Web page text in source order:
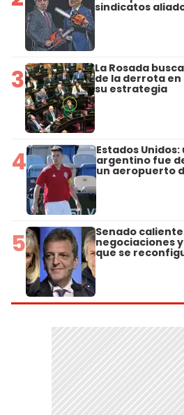
sindicatos
3 La Rosada
de la derrota en
su estrategia
4 Estados
argentino fue
un aeropuerto
5 Senado
negociaciones
que se